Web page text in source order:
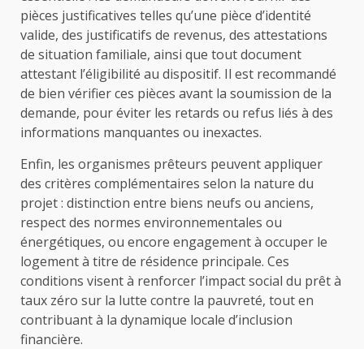
pièces justificatives telles qu’une pièce d’identité
valide, des justificatifs de revenus, des attestations
de situation familiale, ainsi que tout document
attestant l’éligibilité au dispositif. Il est recommandé
de bien vérifier ces pièces avant la soumission de la
demande, pour éviter les retards ou refus liés à des
informations manquantes ou inexactes.
Enfin, les organismes prêteurs peuvent appliquer
des critères complémentaires selon la nature du
projet : distinction entre biens neufs ou anciens,
respect des normes environnementales ou
énergétiques, ou encore engagement à occuper le
logement à titre de résidence principale. Ces
conditions visent à renforcer l’impact social du prêt à
taux zéro sur la lutte contre la pauvreté, tout en
contribuant à la dynamique locale d’inclusion
financière.